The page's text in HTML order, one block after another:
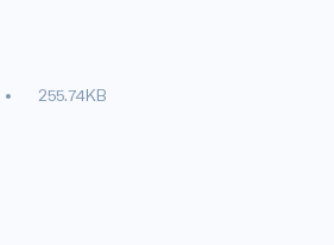
255.74KB